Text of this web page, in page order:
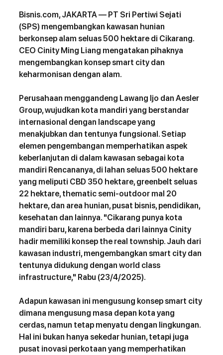
Bisnis.com, JAKARTA — PT Sri Pertiwi Sejati
(SPS) mengembangkan kawasan hunian
berkonsep alam seluas 500 hektare di Cikarang.
CEO Cinity Ming Liang mengatakan pihaknya
mengembangkan konsep smart city dan
keharmonisan dengan alam.
Perusahaan menggandeng Lawang Ijo dan Aesler
Group, wujudkan kota mandiri yang berstandar
internasional dengan landscape yang
menakjubkan dan tentunya fungsional. Setiap
elemen pengembangan memperhatikan aspek
keberlanjutan di dalam kawasan sebagai kota
mandiri Rencananya, di lahan seluas 500 hektare
yang meliputi CBD 350 hektare, greenbelt seluas
22 hektare, thematic semi-outdoor mal 20
hektare, dan area hunian, pusat bisnis, pendidikan,
kesehatan dan lainnya. "Cikarang punya kota
mandiri baru, karena berbeda dari lainnya Cinity
hadir memiliki konsep the real township. Jauh dari
kawasan industri, mengembangkan smart city dan
tentunya didukung dengan world class
infrastructure," Rabu (23/4/2025).
Adapun kawasan ini mengusung konsep smart city
dimana mengusung masa depan kota yang
cerdas, namun tetap menyatu dengan lingkungan.
Hal ini bukan hanya sekedar hunian, tetapi juga
pusat inovasi perkotaan yang memperhatikan